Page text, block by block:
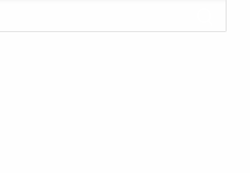
索